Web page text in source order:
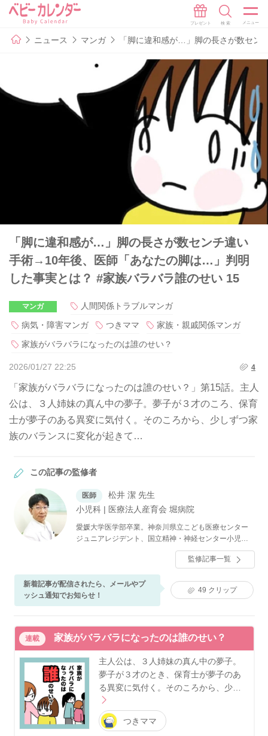
ニュース マンガ 「脚に違和感が…」脚の長さが数セ
「脚に違和感が…」脚の長さが数センチ違い
手術→10年後、医師「あなたの脚は…」判明
した事実とは？ #家族バラバラ誰のせい 15
マンガ
人間関係トラブルマンガ
病気・障害マンガ
つきママ
家族・親戚関係マンガ
家族がバラバラになったのは誰のせい？
2026/01/27 22:25 4
「家族がバラバラになったのは誰のせい？」第15話。主人
公は、３人姉妹の真ん中の夢子。夢子が３才のころ、保育
士が夢子のある異変に気付く。そのころから、少しずつ家
族のバランスに変化が起きて…
この記事の監修者
医師
松井 潔 先生
小児科 | 医療法人産育会 堀病院
愛媛大学医学部卒業。神奈川県立こども医療センター
ジュニアレジデント、国立精神・神経センター小児神
経科レジデント、神奈川県立こども医療センター周産
期医療部・新生児科等、同総合診療科部長を経て現
在、医療法人産育会 堀病院にて新生児診療に従事。小
児科専門医、小児神経専門医、新生児専門医。
監修記事一覧
新着記事が配信されたら、メールやプ
ッシュ通知でお知らせ！
49 クリップ
連載 家族がバラバラになったのは誰のせい？
主人公は、３人姉妹の真ん中の夢子。
夢子が３才のとき、保育士が夢子のあ
る異変に気付く。そのころから、少…
つきママ